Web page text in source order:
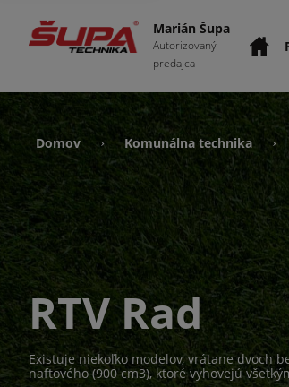
Marián Šupa
Autorizovaný
predajca
Domov › Komunálna technika ›
RTV Rad
Existuje niekoľko modelov, vrátane dvoch
naftového (900 cm3), ktoré vyhovejú